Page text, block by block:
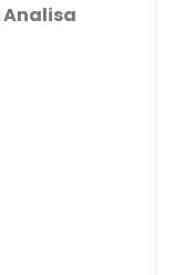
Analisa